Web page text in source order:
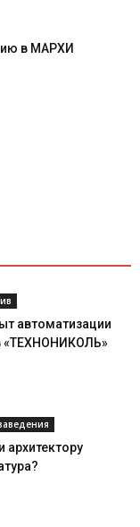
в МАРХИ
автоматизации
«ТЕХНОНИКОЛЬ»
архитектору